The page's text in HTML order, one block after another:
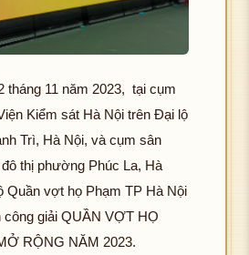
tháng 11 năm 2023, tại cụm
Kiểm sát Hà Nội trên Đại lộ
Trì, Hà Nội, và cụm sân
thị phường Phúc La, Hà
Quần vợt họ Phạm TP Hà Nội
giải QUẦN VỢT HỌ
RỘNG NĂM 2023.